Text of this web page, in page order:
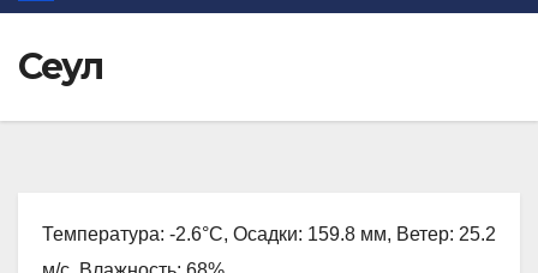
Сеул
Температура: -2.6°C, Осадки: 159.8 мм, Ветер: 25.2